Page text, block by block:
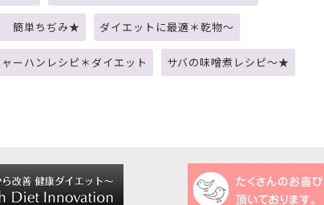
簡単ちぢみ★ ダイエットに最適＊乾物～
ーハンレシピ＊ダイエット サバの味噌煮レシピ～★